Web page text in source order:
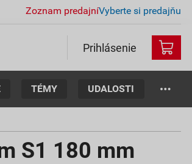
Zoznam predajníVyberte si predajňu
Prihlásenie
TÉMY UDALOSTI
S1 180 mm